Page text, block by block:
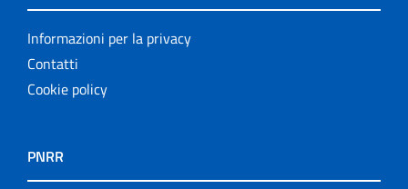
Informazioni per la privacy
Contatti
Cookie policy
PNRR